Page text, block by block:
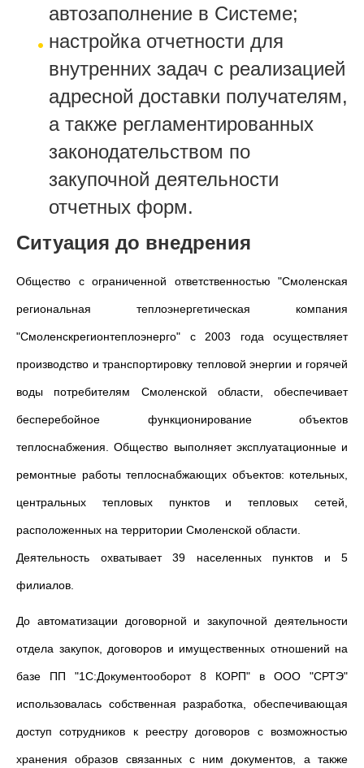
автозаполнение в Системе;
настройка отчетности для
внутренних задач с реализацией
адресной доставки получателям,
а также регламентированных
законодательством по
закупочной деятельности
отчетных форм.
Ситуация до внедрения
Общество с ограниченной ответственностью "Смоленская
региональная теплоэнергетическая компания
"Смоленскрегионтеплоэнерго" с 2003 года осуществляет
производство и транспортировку тепловой энергии и горячей
воды потребителям Смоленской области, обеспечивает
бесперебойное функционирование объектов
теплоснабжения. Общество выполняет эксплуатационные и
ремонтные работы теплоснабжающих объектов: котельных,
центральных тепловых пунктов и тепловых сетей,
расположенных на территории Смоленской области.
Деятельность охватывает 39 населенных пунктов и 5
филиалов.
До автоматизации договорной и закупочной деятельности
отдела закупок, договоров и имущественных отношений на
базе ПП "1С:Документооборот 8 КОРП" в ООО "СРТЭ"
использовалась собственная разработка, обеспечивающая
доступ сотрудников к реестру договоров с возможностью
хранения образов связанных сним документов, а также